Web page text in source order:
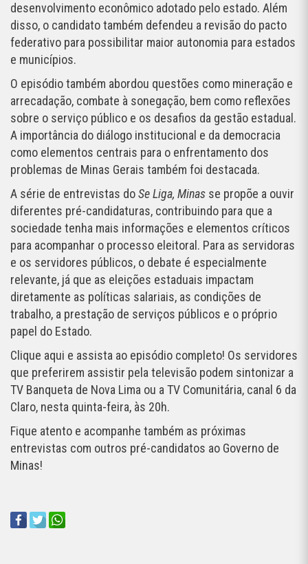
desenvolvimento econômico adotado pelo estado. Além
disso, o candidato também defendeu a revisão do pacto
federativo para possibilitar maior autonomia para estados
e municípios.
O episódio também abordou questões como mineração e
arrecadação, combate à sonegação, bem como reflexões
sobre o serviço público e os desafios da gestão estadual.
A importância do diálogo institucional e da democracia
como elementos centrais para o enfrentamento dos
problemas de Minas Gerais também foi destacada.
A série de entrevistas doSe Liga, Minas se propõe a ouvir
diferentes pré-candidaturas, contribuindo para que a
sociedade tenha mais informações e elementos críticos
para acompanhar o processo eleitoral. Para as servidoras
e os servidores públicos, o debate é especialmente
relevante, já que as eleições estaduais impactam
diretamente as políticas salariais, as condições de
trabalho, a prestação de serviços públicos e o próprio
papel do Estado.
Clique aqui e assista ao episódio completo! Os servidores
que preferirem assistir pela televisão podem sintonizar a
TV Banqueta de Nova Lima ou a TV Comunitária, canal 6 da
Claro, nesta quinta-feira, às 20h.
Fique atento e acompanhe também as próximas
entrevistas com outros pré-candidatos ao Governo de
Minas!